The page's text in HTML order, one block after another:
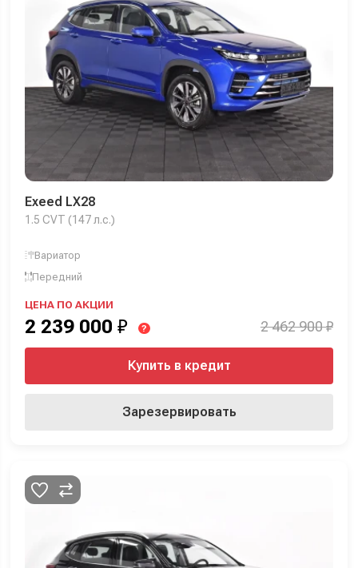
Exeed LX28
1.5 CVT (147 л.с.)
Вариатор
Передний
ЦЕНА ПО АКЦИИ
2 239 000 ₽ ? 2 462 900 ₽
Купить в кредит
Зарезервировать